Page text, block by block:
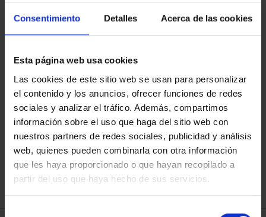
Consentimiento Detalles Acerca de las cookies
Esta página web usa cookies
Las cookies de este sitio web se usan para personalizar
el contenido y los anuncios, ofrecer funciones de redes
sociales y analizar el tráfico. Además, compartimos
información sobre el uso que haga del sitio web con
nuestros partners de redes sociales, publicidad y análisis
web, quienes pueden combinarla con otra información
que les haya proporcionado o que hayan recopilado a
partir del uso que haya hecho de sus servicios.
ORDENAR POR:
REFINAR